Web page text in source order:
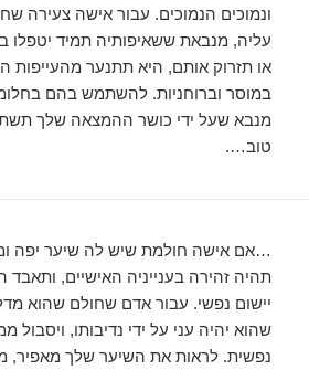
ונמוכים הנמוכים. עבור אישה צעירה
עליה, מנבאת ששאיפותיה תמיד יטפלו
או תזרוק אותם, היא תתנער מהעייפות
במוסר וברוחניות. להשתמש בהם
מנבא שעל ידי כושר ההמצאה שלך
טוב….
…אם אישה חולמת שיש לה שיער יפה
תהיה זהירה בענייניה האישיים,
יישום נפשי. עבור אדם שחולם שהוא
שהוא יהיה עני על ידי נדיבותו,
נפשית. לראות את השיער שלך מאפיר,